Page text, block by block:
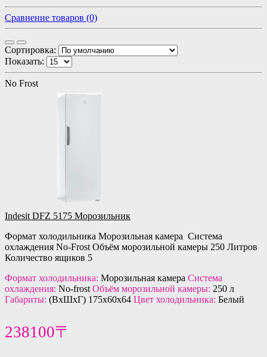
Сравнение товаров (0)
Сортировка:
Показать:
No Frost
Indesit DFZ 5175 Морозильник
Формат холодильника Морозильная камера Система
охлаждения No-Frost Объём морозильной камеры 250 Литров
Количество ящиков 5
Формат холодильника: Морозильная камера Система
охлаждения: No-frost Объём морозильной камеры: 250 л
Габариты: (ВхШхГ) 175х60х64 Цвет холодильника: Белый
238100〒